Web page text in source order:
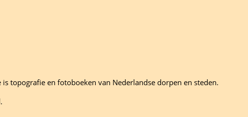
topografie en fotoboeken van Nederlandse dorpen en steden.